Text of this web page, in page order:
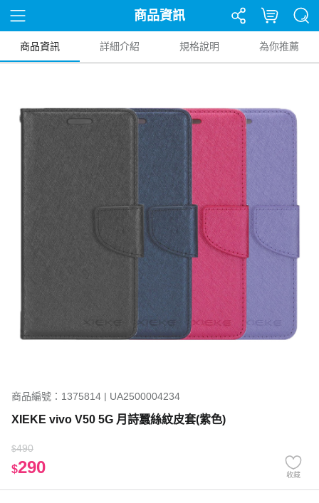
商品資訊
商品資訊 詳細介紹 規格說明 為你推薦
商品編號：1375814 | UA2500004234
XIEKE vivo V50 5G 月詩蠶絲紋皮套(紫色)
$490
$290 收藏